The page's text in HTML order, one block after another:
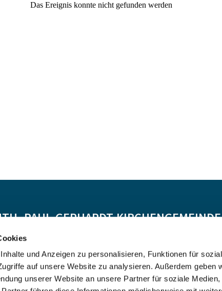
und Anzeigen zu personalisieren, Funktionen für
auf unsere Website zu analysieren. Außerdem geben
unserer Website an unsere Partner für soziale Medien,
PAUL-GERHARDT-
Spendenkonto:
DE55 5206 0410 0706 4634 01, Evangelische Bank
Kontoinhaber: Ev.-Luth. Kirchenkreis Altholstein